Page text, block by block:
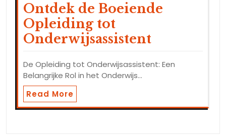
Ontdek de Boeiende
Opleiding tot
Onderwijsassistent
De Opleiding tot Onderwijsassistent: Een
Belangrijke Rol in het Onderwijs…
Read More